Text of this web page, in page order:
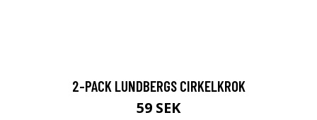
2-PACK LUNDBERGS CIRKELKROK
59 SEK